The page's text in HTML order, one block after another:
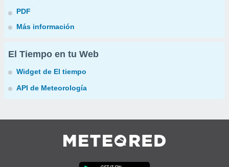
PDF
Más información
El Tiempo en tu Web
Widget de El tiempo
API de Meteorología